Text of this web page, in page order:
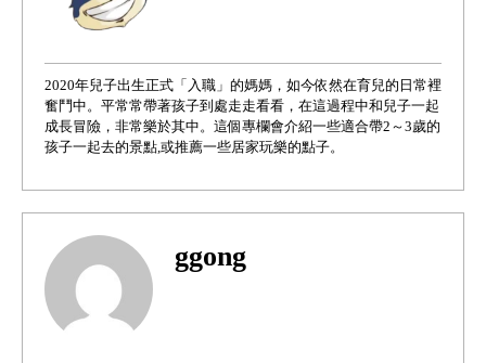
2020年兒子出生正式「入職」的媽媽，如今依然在育兒的日常裡
奮鬥中。平常常帶著孩子到處走走看看，在這過程中和兒子一起
成長冒險，非常樂於其中。這個專欄會介紹一些適合帶2～3歲的
孩子一起去的景點,或推薦一些居家玩樂的點子。
ggong